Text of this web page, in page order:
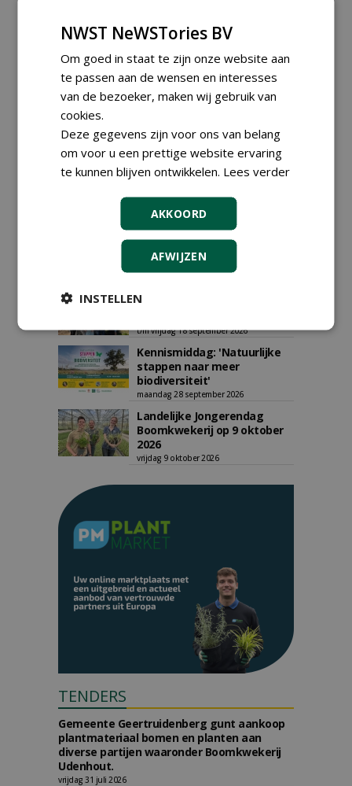
AGENDA
Vakdag 'All About Annuals'
centraal in Appeltern
donderdag 27 augustus 2026
DCM Innovation Expo op 1 en
2 september 2026
dinsdag 1 september 2026
t/m woensdag 2 september 2026
Data Innovatiedagen
t/m vrijdag 18 september 2026
Kennismiddag: 'Natuurlijke
stappen naar meer
biodiversiteit'
maandag 28 september 2026
Landelijke Jongerendag
Boomkwekerij op 9 oktober
2026
vrijdag 9 oktober 2026
TENDERS
Gemeente Geertruidenberg gunt aankoop
plantmateriaal bomen en planten aan
diverse partijen waaronder Boomkwekerij
Udenhout.
vrijdag 31 juli 2026
NWST NeWSTories BV
Om goed in staat te zijn onze website aan
te passen aan de wensen en interesses
van de bezoeker, maken wij gebruik van
cookies.
Deze gegevens zijn voor ons van belang
om voor u een prettige website ervaring
te kunnen blijven ontwikkelen. Lees verder
AKKOORD
AFWIJZEN
INSTELLEN